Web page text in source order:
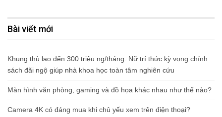
Bài viết mới
Khung thù lao đến 300 triệu ng/tháng: Nữ trí thức kỳ vọng chính
sách đãi ngộ giúp nhà khoa học toàn tâm nghiên cứu
Màn hình văn phòng, gaming và đồ họa khác nhau như thế nào?
Camera 4K có đáng mua khi chủ yếu xem trên điện thoại?